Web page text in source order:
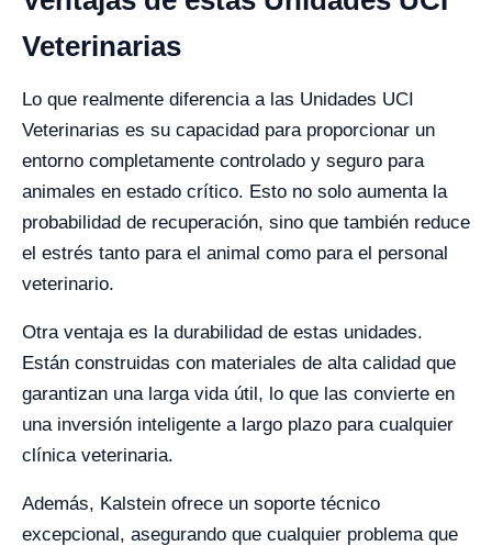
Veterinarias
Lo que realmente diferencia a las Unidades UCI
Veterinarias es su capacidad para proporcionar un
entorno completamente controlado y seguro para
animales en estado crítico. Esto no solo aumenta la
probabilidad de recuperación, sino que también reduce
el estrés tanto para el animal como para el personal
veterinario.
Otra ventaja es la durabilidad de estas unidades.
Están construidas con materiales de alta calidad que
garantizan una larga vida útil, lo que las convierte en
una inversión inteligente a largo plazo para cualquier
clínica veterinaria.
Además, Kalstein ofrece un soporte técnico
excepcional, asegurando que cualquier problema que